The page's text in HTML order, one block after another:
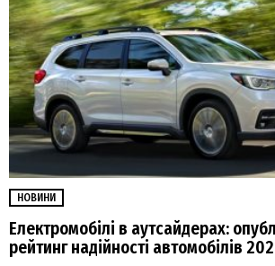
НОВИНИ
Електромобілі в аутсайдерах:
рейтинг надійності автомобілів